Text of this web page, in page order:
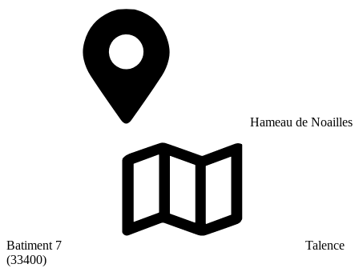
Hameau de Noailles
Batiment 7
Talence
(33400)